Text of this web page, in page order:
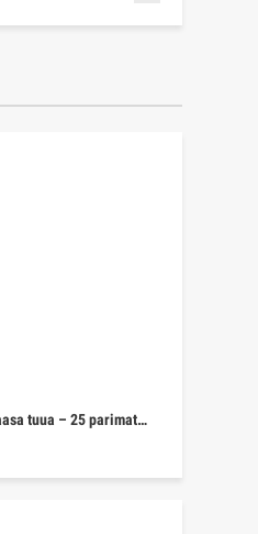
tuua – 25 parimat…